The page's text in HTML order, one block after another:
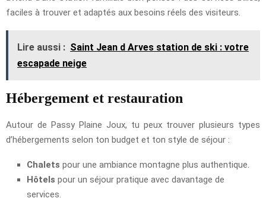
faciles à trouver et adaptés aux besoins réels des visiteurs.
Lire aussi : Saint Jean d Arves station de ski : votre
escapade neige
Hébergement et restauration
Autour de Passy Plaine Joux, tu peux trouver plusieurs types
d’hébergements selon ton budget et ton style de séjour :
Chalets pour une ambiance montagne plus authentique.
Hôtels pour un séjour pratique avec davantage de
services.